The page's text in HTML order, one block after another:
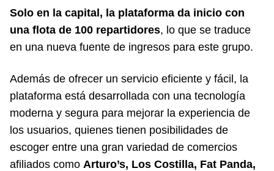
Solo en la capital, la plataforma da inicio con
una flota de 100 repartidores, lo que se traduce
en una nueva fuente de ingresos para este grupo.
Además de ofrecer un servicio eficiente y fácil, la
plataforma está desarrollada con una tecnología
moderna y segura para mejorar la experiencia de
los usuarios, quienes tienen posibilidades de
escoger entre una gran variedad de comercios
afiliados como Arturo’s, Los Costilla, Fat Panda,